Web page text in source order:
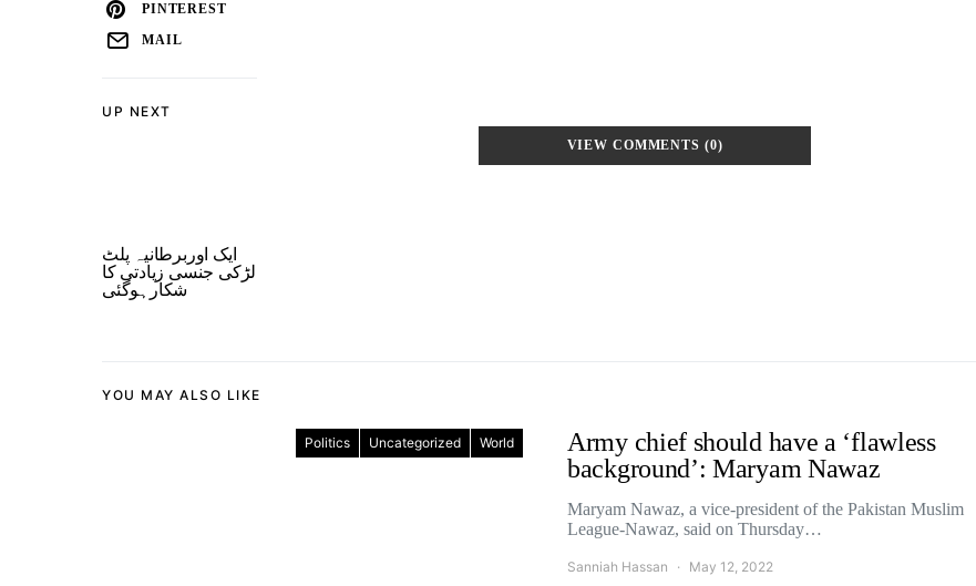
UP NEXT
ایک اوربرطانیہ پلٹ
لڑکی جنسی زیادتی کا
شکارہوگئی
PINTEREST
MAIL
VIEW COMMENTS (0)
YOU MAY ALSO LIKE
Politics Uncategorized World
Army chief should have a ‘flawless
background’: Maryam Nawaz
Maryam Nawaz, a vice-president of the Pakistan Muslim
League-Nawaz, said on Thursday…
Sanniah Hassan May 12, 2022